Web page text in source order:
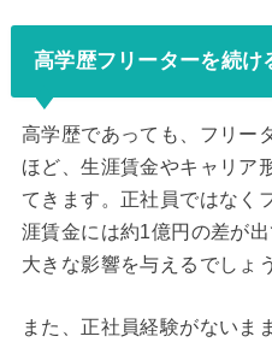
高学歴フリーターを続け
高学歴であっても、フリー
ほど、生涯賃金やキャリア
てきます。正社員ではなく
涯賃金には約1億円の差が
大きな影響を与えるでしょ
また、正社員経験がないま